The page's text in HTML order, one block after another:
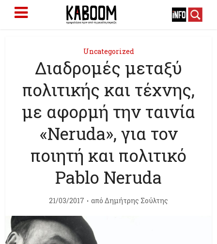
Uncategorized
Διαδρομές μεταξύ
πολιτικής και τέχνης,
με αφορμή την ταινία
«Neruda», για τον
ποιητή και πολιτικό
Pablo Neruda
21/03/2017 από Δημήτρης Σούλτης